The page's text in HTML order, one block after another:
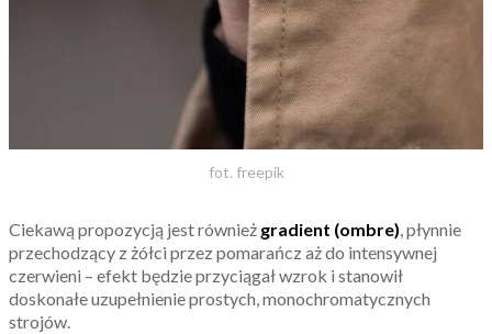
fot. freepik
Ciekawą propozycją jest również gradient (ombre), płynnie
przechodzący z żółci przez pomarańcz aż do intensywnej
czerwieni – efekt będzie przyciągał wzrok i stanowił
doskonałe uzupełnienie prostych, monochromatycznych
strojów.